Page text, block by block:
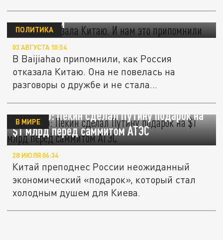
Россия отказала Китаю. И нам это
припомнили
ПОЛИТИКА
03 АВГУСТА 10:54
В Baijiahao припомнили, как Россия
отказала Китаю. Она не повелась на
разговоры о дружбе и не стала
Baijiahao: Пекин сделал Путину подарок на
$1 млрд перед саммитом АТЭС
В МИРЕ
28 ИЮЛЯ 06:34
Китай преподнес России неожиданный
экономический «подарок», который стал
холодным душем для Киева.